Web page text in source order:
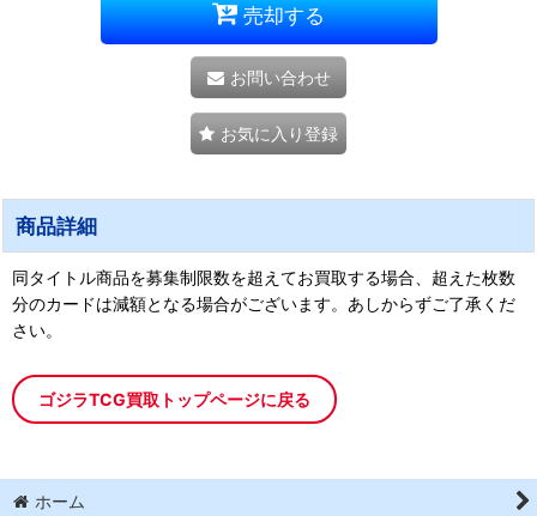
売却する
お問い合わせ
お気に入り登録
商品詳細
同タイトル商品を募集制限数を超えてお買取する場合、超えた枚数
分のカードは減額となる場合がございます。あしからずご了承くだ
さい。
ゴジラTCG買取トップページに戻る
ホーム